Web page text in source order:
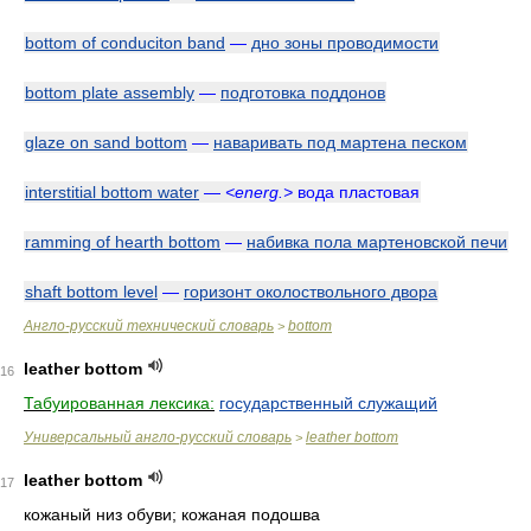
bottom of conduciton band — дно зоны проводимости
bottom plate assembly — подготовка поддонов
glaze on sand bottom — наваривать под мартена песком
interstitial bottom water — <energ.> вода пластовая
ramming of hearth bottom — набивка пола мартеновской печи
shaft bottom level — горизонт околоствольного двора
Англо-русский технический словарь > bottom
16
leather bottom
Табуированная лексика: государственный служащий
Универсальный англо-русский словарь > leather bottom
17
leather bottom
кожаный низ обуви; кожаная подошва